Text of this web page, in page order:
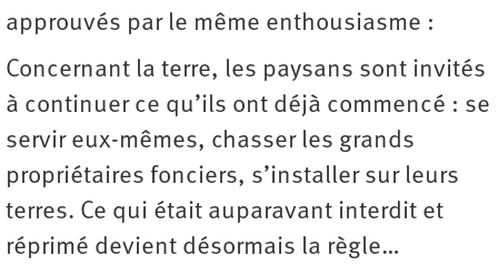
approuvés par le même enthousiasme :
Concernant la terre, les paysans sont invités
à continuer ce qu’ils ont déjà commencé : se
servir eux-mêmes, chasser les grands
propriétaires fonciers, s’installer sur leurs
terres. Ce qui était auparavant interdit et
réprimé devient désormais la règle…